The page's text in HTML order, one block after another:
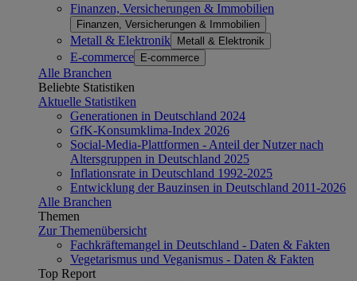
Finanzen, Versicherungen & Immobilien
Finanzen, Versicherungen & Immobilien
Metall & Elektronik Metall & Elektronik
E-commerce E-commerce
Alle Branchen
Beliebte Statistiken
Aktuelle Statistiken
Generationen in Deutschland 2024
GfK-Konsumklima-Index 2026
Social-Media-Plattformen - Anteil der Nutzer nach
Altersgruppen in Deutschland 2025
Inflationsrate in Deutschland 1992-2025
Entwicklung der Bauzinsen in Deutschland 2011-2026
Alle Branchen
Themen
Zur Themenübersicht
Fachkräftemangel in Deutschland - Daten & Fakten
Vegetarismus und Veganismus - Daten & Fakten
Top Report